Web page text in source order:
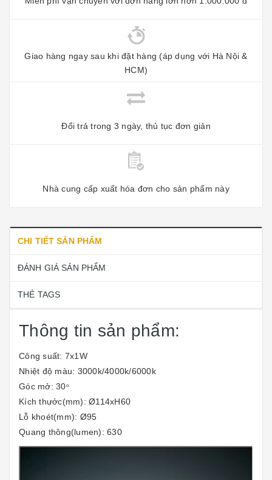
Giao hàng ngay sau khi đặt hàng (áp dụng với Hà Nội &
HCM)
Đổi trả trong 3 ngày, thủ tục đơn giản
Nhà cung cấp xuất hóa đơn cho sản phẩm này
CHI TIẾT SẢN PHẨM
ĐÁNH GIÁ SẢN PHẨM
THẺ TAGS
Thông tin sản phẩm:
Công suất: 7x1W
Nhiệt độ màu: 3000k/4000k/6000k
Góc mở: 30o
Kích thước(mm): Ø114xH60
Lỗ khoét(mm): Ø95
Quang thông(lumen): 630